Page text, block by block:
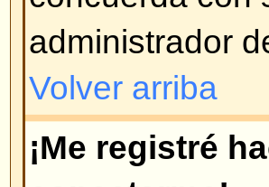
posible que esto se
implementados por
preparado para
Volver arriba
¡Mi idioma no está